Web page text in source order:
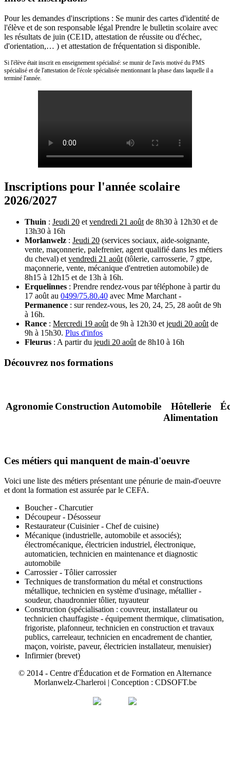
Pour les demandes d'inscriptions : Se munir des cartes d'identité de
l'élève et de son responsable légal Prendre le bulletin scolaire avec
les résultats de juin (CE1D, attestation de réussite ou d'échec,
d'orientation,… ) et attestation de fréquentation si disponible.
Si l'élève était inscrit en enseignement spécialisé: se munir de l'avis motivé du PMS
spécialisé et de l'attestation de l'école spécialisée mentionnant la phase dans laquelle il a
terminé l'année.
Inscriptions pour l'année scolaire
2026/2027
Thuin : Jeudi 20 etvendredi 21 aoûtde 8h30 à 12h30 et de
13h30 à 16h
Morlanwelz : Jeudi 20 (services sociaux, aide-soignante,
vente, maçonnerie, palefrenier, agent qualifié dans les métiers
du cheval) etvendredi 21 août(tôlerie, carrosserie, 7 gtpe,
maçonnerie, vente, mécanique d'entretien automobile) de
8h15 à 12h15 et de 13h à 16h.
Erquelinnes : Prendre rendez-vous par téléphone à partir du
17 août au 0499/75.80.40 avec Mme Marchant -
Permanence : sur rendez-vous, les 20, 24, 25, 28 août de 9h
à 16h.
Rance : Mercredi 19 aoûtde 9h à 12h30 etjeudi 20 aoûtde
9h à 15h30. Plus d'infos
Fleurus : A partir du jeudi 20 aoûtde 8h10 à 16h
Découvrez nos formations
Agronomie Construction Automobile
Hôtellerie
Alimentation
Ces métiers qui manquent de main-d'oeuvre
Voici une liste des métiers présentant une pénurie de main-d'oeuvre
et dont la formation est assurée par le CEFA.
Boucher - Charcutier
Découpeur - Désosseur
Restaurateur (Cuisinier - Chef de cuisine)
Mécanique (industrielle, automobile et associés);
électromécanique, électricien industriel, électronique,
automaticien, technicien en maintenance et diagnostic
automobile
Carrossier - Tôlier carrossier
Techniques de transformation du métal et constructions
métallique, technicien en système d'usinage, métallier -
soudeur, chaudronnier tôlier, tuyauteur
Construction (spécialisation : couvreur, installateur ou
technicien chauffagiste - équipement thermique, climatisation,
frigoriste, plafonneur, technicien en construction et travaux
publics, carreleaur, technicien en encadrement de chantier,
maçon, voiriste, paveur, électricien installateur, menuisier)
Infirmier (brevet)
© 2014 - Centre d'Éducation et de Formation en Alternance
Morlanwelz-Charleroi | Conception : CDSOFT.be